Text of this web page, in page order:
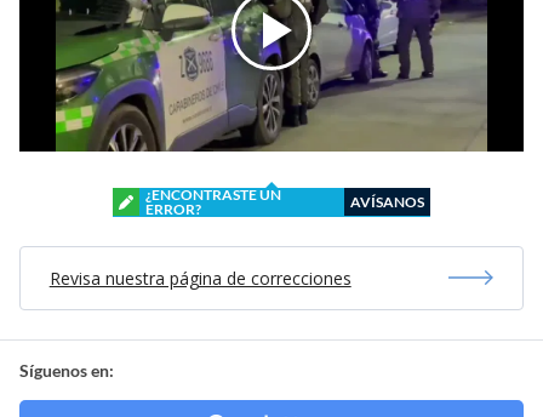
¿ENCONTRASTE UN
ERROR?
AVÍSANOS
Revisa nuestra página de correcciones
Síguenos en: